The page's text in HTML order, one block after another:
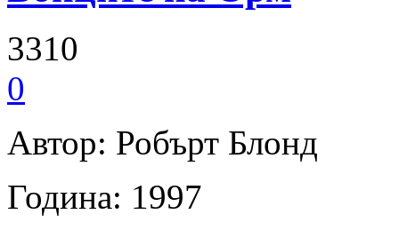
3310
0
Автор: Робърт Блонд
Година: 1997